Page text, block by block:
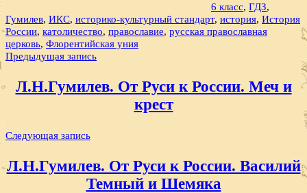
6 класс, ГДЗ,
Гумилев, ИКС, историко-культурный стандарт, история, История
России, католичество, православие, русская православная
церковь, Флорентийская уния
Навигация
записям
Предыдущая запись
Л.Н.Гумилев. От Руси к России. Меч и
крест
Следующая запись
Л.Н.Гумилев. От Руси к России. Василий
Темный и Шемяка